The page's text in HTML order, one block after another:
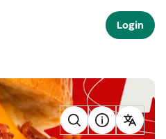
Login